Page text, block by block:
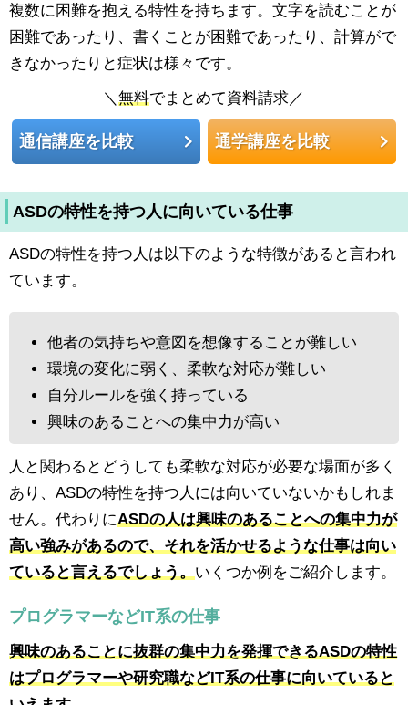
複数に困難を抱える特性を持ちます。文字を読むことが
困難であったり、書くことが困難であったり、計算がで
きなかったりと症状は様々です。
＼無料でまとめて資料請求／
通信講座を比較 通学講座を比較
ASDの特性を持つ人に向いている仕事
ASDの特性を持つ人は以下のような特徴があると言われ
ています。
他者の気持ちや意図を想像することが難しい
環境の変化に弱く、柔軟な対応が難しい
自分ルールを強く持っている
興味のあることへの集中力が高い
人と関わるとどうしても柔軟な対応が必要な場面が多く
あり、ASDの特性を持つ人には向いていないかもしれま
せん。代わりにASDの人は興味のあることへの集中力が
高い強みがあるので、それを活かせるような仕事は向い
ていると言えるでしょう。 いくつか例をご紹介します。
プログラマーなどIT系の仕事
興味のあることに抜群の集中力を発揮できるASDの特性
はプログラマーや研究職などIT系の仕事に向いていると